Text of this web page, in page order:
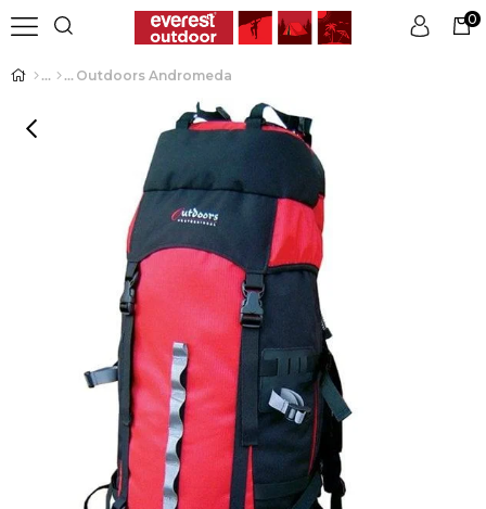
Üye Girişi
0
Outdoors Andromeda